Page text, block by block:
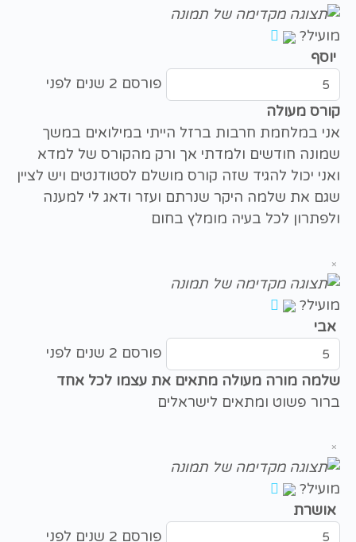
מועיל?
יוסף
פורסם 2 שנים לפני
קורס מעולה
אני במלחמת חרבות ברזל הייתי במילואים במשך
שמונה חודשים ולמדתי אך ורק מהקורס של למדא
ואני יכול להגיד שזה קורס מושלם לסטודנטים ויש לציין
שגם את שלמה היקר שנרתם ועזר ודאג לי למענה
ולפתרון לכל בעיה מומלץ בחום
×
מועיל?
אבי
פורסם 2 שנים לפני
שלמה מורה מעולה מתאים את עצמו לכל אחד
ברור פשוט ומתאים לישראלים
×
מועיל?
אושרת
פורסם 2 שנים לפני